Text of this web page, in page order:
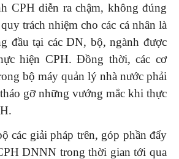
CPH diễn ra chậm, không đúng
trách nhiệm cho các cá nhân là
đầu tại các DN, bộ, ngành được
hiện CPH. Đồng thời, các cơ
bộ máy quản lý nhà nước phải
gỡ những vướng mắc khi thực
các giải pháp trên, góp phần đẩy
DNNN trong thời gian tới qua